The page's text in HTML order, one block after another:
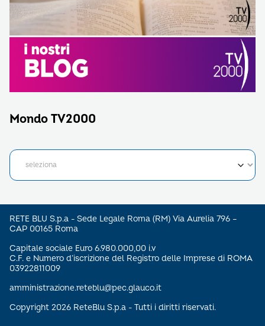
Mondo TV2000
RETE BLU S.p.a - Sede Legale Roma (RM) Via Aurelia 796 –
CAP 00165 Roma
Capitale sociale Euro 6.980.000,00 i.v
C.F. e Numero d’iscrizione del Registro delle Imprese di ROMA
03922811009
amministrazione.reteblu@pec.glauco.it
Copyright 2026 ReteBlu S.p.a - Tutti i diritti riservati.